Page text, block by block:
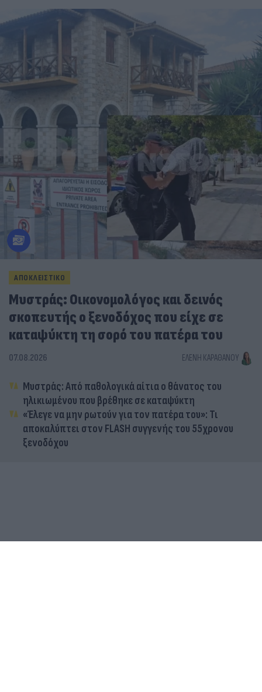
ΑΠΟΚΛΕΙΣΤΙΚΟ
Μυστράς: Οικονομολόγος και δεινός
σκοπευτής ο ξενοδόχος που είχε σε
καταψύκτη τη σορό του πατέρα του
07.08.2026 ΕΛΈΝΗ ΚΑΡΑΘΆΝΟΥ
Μυστράς: Από παθολογικά αίτια ο θάνατος του
ηλικιωμένου που βρέθηκε σε καταψύκτη
«Έλεγε να μην ρωτούν για τον πατέρα του»: Τι
αποκαλύπτει στον FLASH συγγενής του 55χρονου
ξενοδόχου